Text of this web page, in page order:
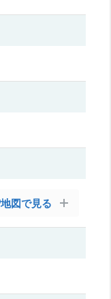
地図で見る